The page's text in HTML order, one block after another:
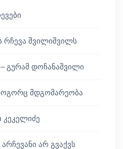
რჩევა შვილიშვილს
– გურამ დოჩანაშვილი
მდგომარეობა
კეკელიძე
არჩევანი არ გვაქვს